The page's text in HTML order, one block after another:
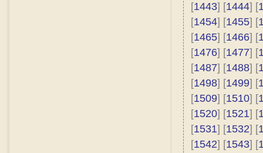
[1443] [1444] [
[1454] [1455] [
[1465] [1466] [
[1476] [1477] [
[1487] [1488] [
[1498] [1499] [
[1509] [1510] [
[1520] [1521] [
[1531] [1532] [
[1542] [1543] [